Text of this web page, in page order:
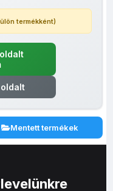
termékként)
Mentett termékek